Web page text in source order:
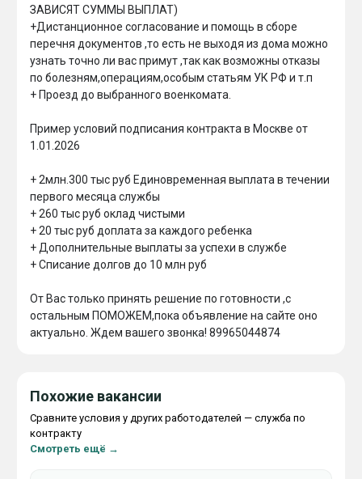
ЗАВИСЯТ СУММЫ ВЫПЛАТ)
+Дистанционное согласование и помощь в сборе
перечня документов ,то есть не выходя из дома можно
узнать точно ли вас примут ,так как возможны отказы
по болезням,операциям,особым статьям УК РФ и т.п
+ Проезд до выбранного военкомата.
Пример условий подписания контракта в Москве от
1.01.2026
+ 2млн.300 тыс руб Единовременная выплата в течении
первого месяца службы
+ 260 тыс руб оклад чистыми
+ 20 тыс руб доплата за каждого ребенка
+ Дополнительные выплаты за успехи в службе
+ Списание долгов до 10 млн руб
От Вас только принять решение по готовности ,с
остальным ПОМОЖЕМ,пока объявление на сайте оно
Похожие вакансии
Сравните условия у других работодателей — служба по
контракту
Смотреть ещё →